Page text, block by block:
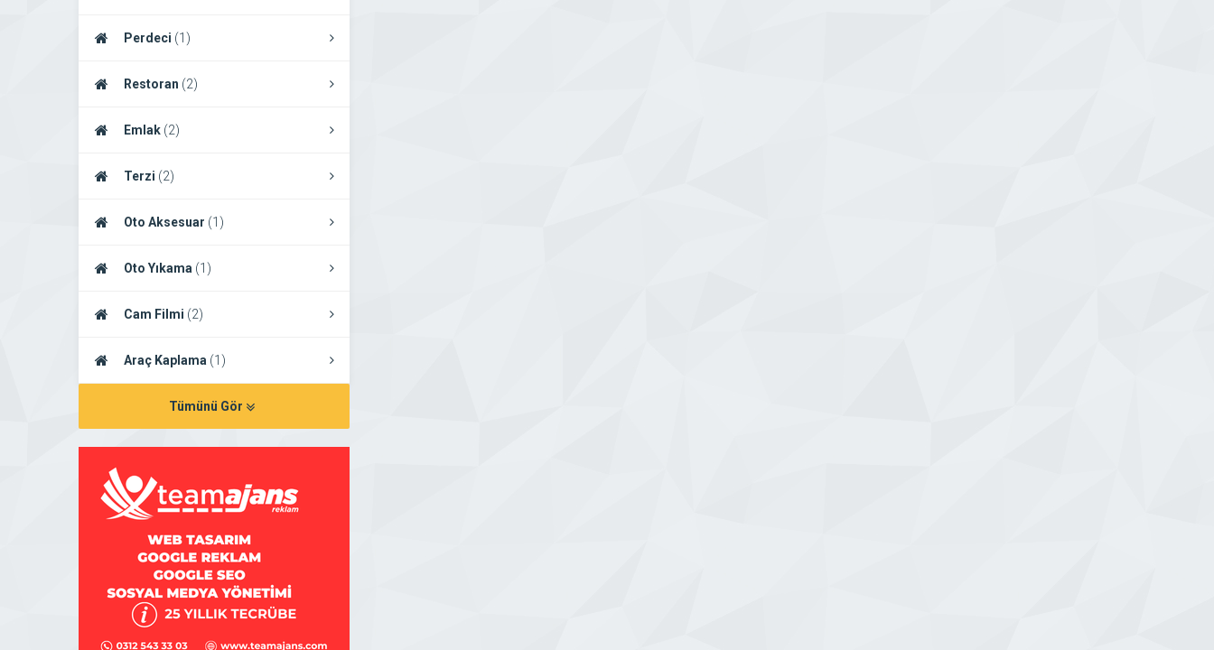
Perdeci (1)
Restoran (2)
Emlak (2)
Terzi (2)
Oto Aksesuar (1)
Oto Yıkama (1)
Cam Filmi (2)
Araç Kaplama (1)
Tümünü Gör